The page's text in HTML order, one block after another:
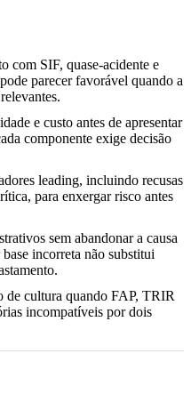
com SIF, quase-acidente e
parecer favorável quando a
e custo antes de apresentar
componente exige decisão
leading, incluindo recusas
para enxergar risco antes
sem abandonar a causa
incorreta não substitui
de cultura quando FAP, TRIR
incompatíveis por dois